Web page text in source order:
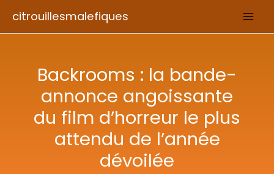
citrouillesmalefiques
Backrooms : la bande-
annonce angoissante
du film d’horreur le plus
attendu de l’année
dévoilée